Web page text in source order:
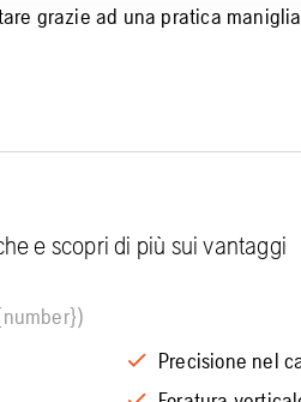
grazie ad una pratica
e scopri di più sui vantaggi
Precisione nel